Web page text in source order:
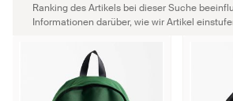
Ranking des Artikels bei dieser Suche
Informationen darüber, wie wir Artikel